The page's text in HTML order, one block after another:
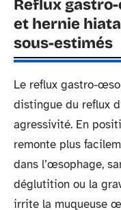
Reflux
et hernie
sous-estimés
Le reflux gastro-
distingue du reflux
agressivité. En
remonte plus
dans l’œsophage,
déglutition ou la
irrite la muqueuse